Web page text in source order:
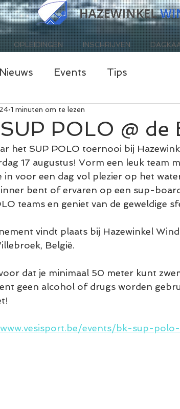
OPLEIDINGEN INSCHRIJVEN
Nieuws Events Tips
POLO @
1 minuten om te lezen
het SUP POLO toernooi bij
17 augustus! Vorm een leuk team
in voor een dag vol plezier op het
bent of ervaren op een sup-
teams en geniet van de geweldige
vindt plaats bij Hazewinkel
België.
dat je minimaal 50 meter kunt
geen alcohol of drugs worden
events/bk-sup-